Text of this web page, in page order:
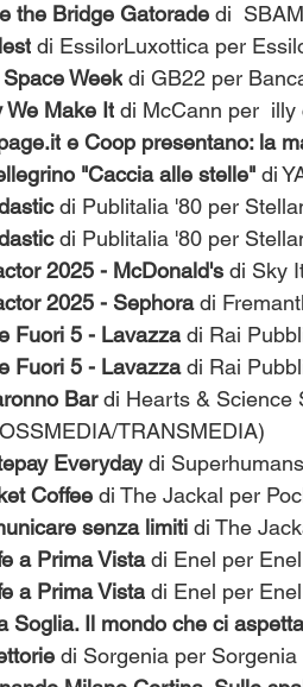
the Bridge Gatorade di
di EssilorLuxottica per
Week di GB22 per
We Make It di McCann per
e Coop presentano: la
"Caccia alle stelle" di
di Publitalia '80 per
di Publitalia '80 per
2025 - McDonald's di Sky
2025 - Sephora di
Fuori 5 - Lavazza di Rai
Fuori 5 - Lavazza di Rai
Bar di Hearts & Science
TRANSMEDIA)
Everyday di
Coffee di The Jackal per
senza limiti di The
a Prima Vista di Enel per
a Prima Vista di Enel per
Soglia. Il mondo che ci
di Sorgenia per Sorgenia